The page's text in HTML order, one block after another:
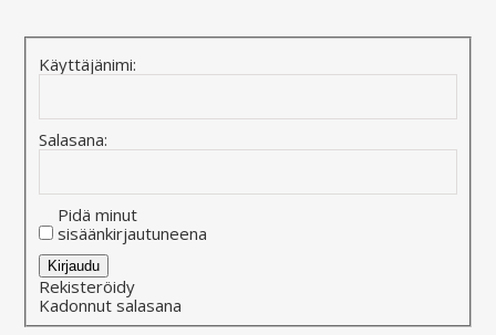
Käyttäjänimi:
Salasana:
Pidä minut
sisäänkirjautuneena
Alternative:
Kirjaudu
Rekisteröidy
Kadonnut salasana